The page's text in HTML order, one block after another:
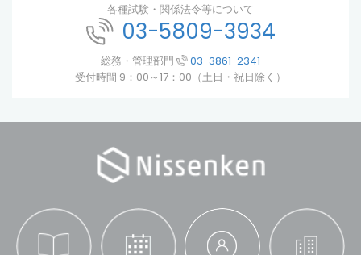
各種試験・関係法令等について
03-5809-3934
総務・管理部門
03-3861-2341
受付時間 9：00～17：00（土日・祝日除く）